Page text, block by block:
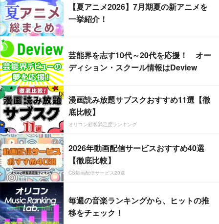
【夏アニメ2026】7月期夏の新アニメを
一挙紹介！
芸能界を志す10代～20代を応援！ オー
ディション・スクール情報はDeview
漫画読み放題サブスクおすすめ11選【徹
底比較】
オリコン顧客満足度ランキング
2026年動画配信サービスおすすめ40選
【徹底比較】
CS動画配信サービス20選
毎週の音楽ランキングから、ヒットの推
移をチェック！